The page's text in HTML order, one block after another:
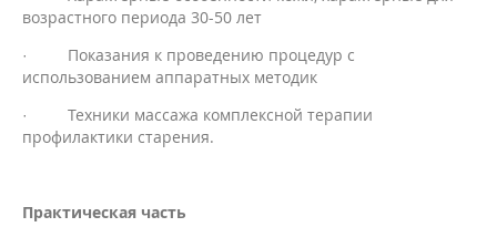
возрастного периода 30-50 лет
· Показания к проведению процедур с
использованием аппаратных методик
· Техники массажа комплексной терапии
профилактики старения.
Практическая часть